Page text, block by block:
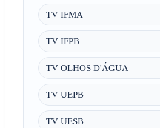
TV IFMA
TV IFPB
TV OLHOS D'ÁGUA
TV UEPB
TV UESB